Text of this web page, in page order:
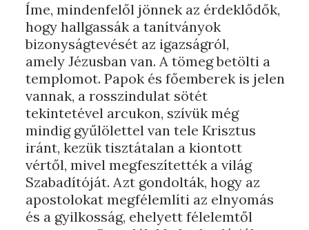
Íme, mindenfelől jönnek az érdeklődők,
hogy hallgassák a tanítványok
bizonyságtevését az igazságról,
amely Jézusban van. A tömeg betölti a
templomot. Papok és főemberek is jelen
vannak, a rosszindulat sötét
tekintetével arcukon, szívük még
mindig gyűlölettel van tele Krisztus
iránt, kezük tisztátalan a kiontott
vértől, mivel megfeszítették a világ
Szabadítóját. Azt gondolták, hogy az
apostolokat megfélemlíti az elnyomás
és a gyilkosság, ehelyett félelemtől